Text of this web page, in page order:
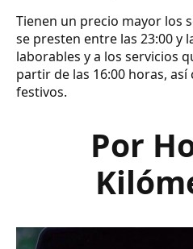
Tienen un precio mayor los
se presten entre las 23:00 y
laborables y a los servicios
partir de las 16:00 horas,
festivos.
Por